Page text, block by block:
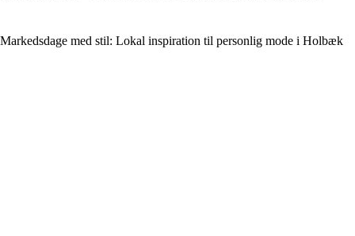
Markedsdage med stil: Lokal inspiration til personlig mode i Holbæk